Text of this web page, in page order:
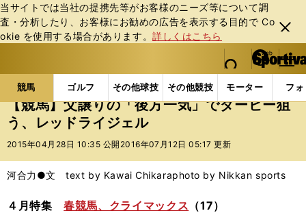
当サイトでは当社の提携先等がお客様のニーズ等について調
査・分析したり、お客様にお勧めの広告を表⽰する⽬的で Co
okie を使⽤する場合があります。詳しくはこちら
閉じ
る
web Sportiva (webスポルティーバ)
検索
マイペ
ー
ジ
メニュ
競馬 ゴルフ その他球技 その他競技 モーター フ
b
ス
ポ
ル
バ
競馬の記事一覧 競馬 【競馬】父譲りの「後方一気
【競馬】父譲りの「後方一気」でダービー狙
う、レッドライジェル
2015年04月28日 10:35 公開 2016年07月12日 05:17 更新
河合力●文 text by Kawai Chikaraphoto by Nikkan sports
４月特集春競馬、クライマックス （17）